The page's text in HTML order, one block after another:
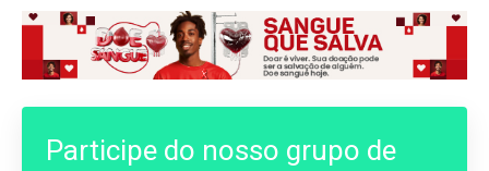
Participe do nosso grupo de